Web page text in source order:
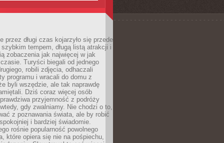
przez długi czas kojarzyło się przede
tempem, długą listą atrakcji i
zobaczenia jak najwięcej w jak
Turyści biegali od jednego
robili zdjęcia, odhaczali
programu i wracali do domu z
byli wszędzie, ale tak naprawdę
Dziś coraz więcej osób
przyjemność z podróży
gdy zwalniamy. Nie chodzi o to,
z poznawania świata, ale by robić
i bardziej świadomie.
rośnie popularność powolnego
które opiera się nie na pośpiechu,